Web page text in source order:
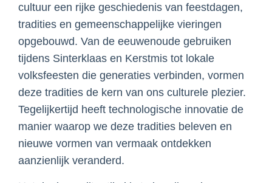
cultuur een rijke geschiedenis van feestdagen,
tradities en gemeenschappelijke vieringen
opgebouwd. Van de eeuwenoude gebruiken
tijdens Sinterklaas en Kerstmis tot lokale
volksfeesten die generaties verbinden, vormen
deze tradities de kern van ons culturele plezier.
Tegelijkertijd heeft technologische innovatie de
manier waarop we deze tradities beleven en
nieuwe vormen van vermaak ontdekken
aanzienlijk veranderd.